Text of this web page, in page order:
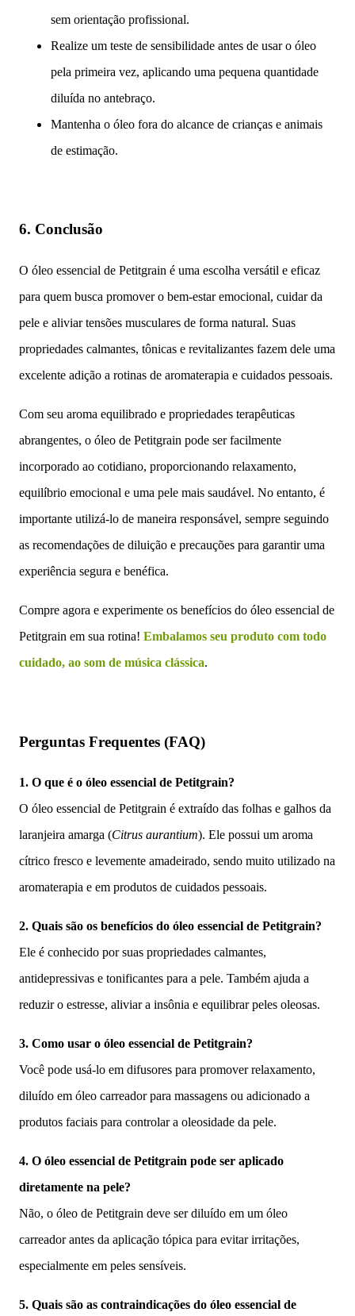
sem orientação profissional.
Realize um teste de sensibilidade antes de usar o óleo
pela primeira vez, aplicando uma pequena quantidade
diluída no antebraço.
Mantenha o óleo fora do alcance de crianças e animais
de estimação.
6. Conclusão
O óleo essencial de Petitgrain é uma escolha versátil e eficaz
para quem busca promover o bem-estar emocional, cuidar da
pele e aliviar tensões musculares de forma natural. Suas
propriedades calmantes, tônicas e revitalizantes fazem dele uma
excelente adição a rotinas de aromaterapia e cuidados pessoais.
Com seu aroma equilibrado e propriedades terapêuticas
abrangentes, o óleo de Petitgrain pode ser facilmente
incorporado ao cotidiano, proporcionando relaxamento,
equilíbrio emocional e uma pele mais saudável. No entanto, é
importante utilizá-lo de maneira responsável, sempre seguindo
as recomendações de diluição e precauções para garantir uma
experiência segura e benéfica.
Compre agora e experimente os benefícios do óleo essencial de
Petitgrain em sua rotina! Embalamos seu produto com todo
cuidado, ao som de música clássica.
Perguntas Frequentes (FAQ)
1. O que é o óleo essencial de Petitgrain?
O óleo essencial de Petitgrain é extraído das folhas e galhos da
laranjeira amarga (Citrus aurantium). Ele possui um aroma
cítrico fresco e levemente amadeirado, sendo muito utilizado na
aromaterapia e em produtos de cuidados pessoais.
2. Quais são os benefícios do óleo essencial de Petitgrain?
Ele é conhecido por suas propriedades calmantes,
antidepressivas e tonificantes para a pele. Também ajuda a
reduzir o estresse, aliviar a insônia e equilibrar peles oleosas.
3. Como usar o óleo essencial de Petitgrain?
Você pode usá-lo em difusores para promover relaxamento,
diluído em óleo carreador para massagens ou adicionado a
produtos faciais para controlar a oleosidade da pele.
4. O óleo essencial de Petitgrain pode ser aplicado
diretamente na pele?
Não, o óleo de Petitgrain deve ser diluído em um óleo
carreador antes da aplicação tópica para evitar irritações,
especialmente em peles sensíveis.
5. Quais são as contraindicações do óleo essencial de